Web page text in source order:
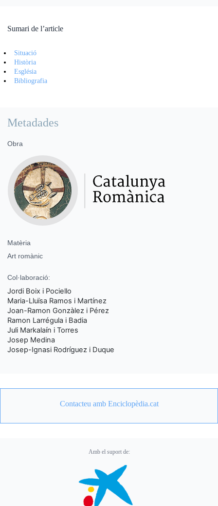
Sumari de l’article
Situació
Història
Església
Bibliografia
Metadades
Obra
Matèria
Art romànic
Col·laboració:
Jordi Boix i Pociello
Maria-Lluïsa Ramos i Martínez
Joan-Ramon Gonzàlez i Pérez
Ramon Larrégula i Badia
Juli Markalaín i Torres
Josep Medina
Josep-Ignasi Rodríguez i Duque
Contacteu amb Enciclopèdia.cat
Amb el suport de: